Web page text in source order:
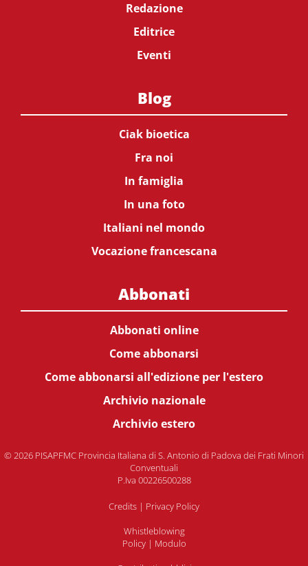
Redazione
Editrice
Eventi
Blog
Ciak bioetica
Fra noi
In famiglia
In una foto
Italiani nel mondo
Vocazione francescana
Abbonati
Abbonati online
Come abbonarsi
Come abbonarsi all'edizione per l'estero
Archivio nazionale
Archivio estero
© 2026 PISAPFMC Provincia Italiana di S. Antonio di Padova dei Frati Minori
Conventuali
P.Iva 00226500288
Credits | Privacy Policy
Whistleblowing
Policy| Modulo